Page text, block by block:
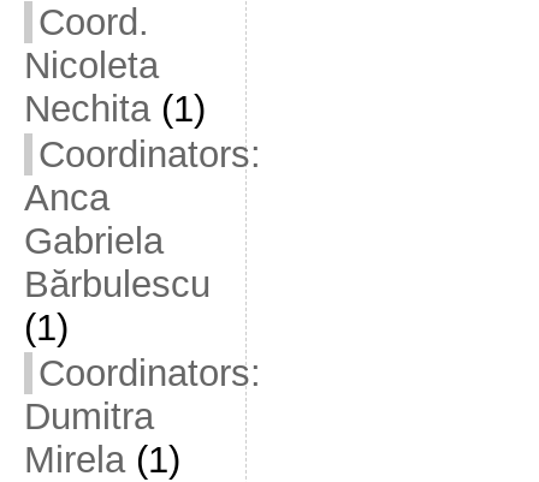
Coord.
Nicoleta
Nechita(1)
Coordinators:
Anca
Gabriela
Bărbulescu
(1)
Coordinators:
Dumitra
Mirela(1)